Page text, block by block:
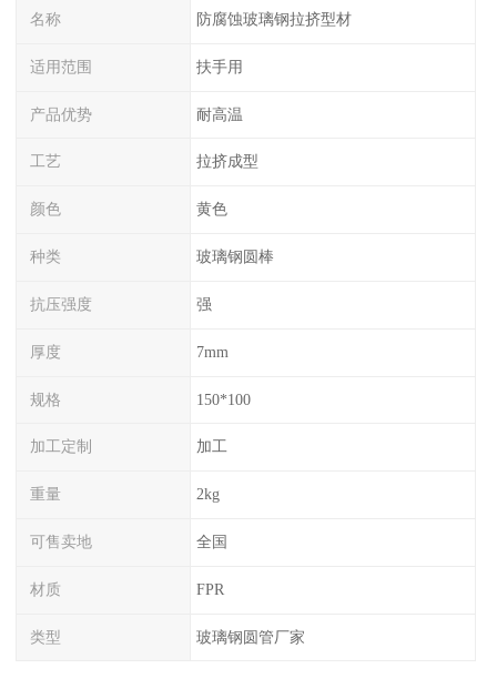
名称 防腐蚀玻璃钢拉挤型材
适用范围 扶手用
产品优势 耐高温
工艺 拉挤成型
颜色 黄色
种类 玻璃钢圆棒
抗压强度 强
厚度 7mm
规格 150*100
加工定制 加工
重量 2kg
可售卖地 全国
材质 FPR
类型 玻璃钢圆管厂家